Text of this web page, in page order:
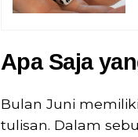
Apa Saja
Bulan Juni
tulisan. Dalam